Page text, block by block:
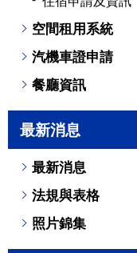
空間租用系統
汽機車證申請
餐廳資訊
最新消息
最新消息
法規與表格
照片錦集